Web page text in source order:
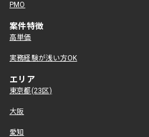
PMO
案件特徴
高単価
実務経験が浅い方OK
エリア
東京都(23区)
大阪
愛知